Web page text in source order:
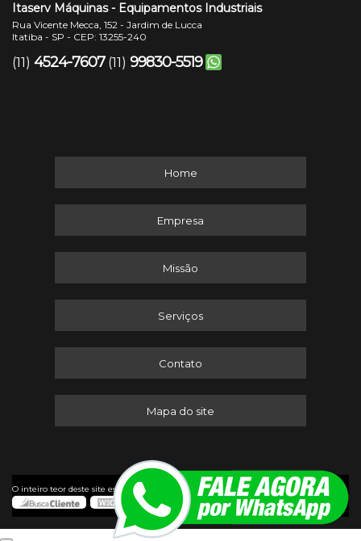
Itaserv Máquinas - Equipamentos Industriais
Rua Vicente Mecca, 152 - Jardim de Lucca
Itatiba - SP - CEP: 13255-240
(11) 4524-7607 (11) 99830-5519
Home
Empresa
Missão
Serviços
Contato
Mapa do site
O inteiro teor deste site está sujeito à proteção de direitos autorais. Copyright ©
Itaserv Máquinas (Lei 9610 de 19/02/1998)